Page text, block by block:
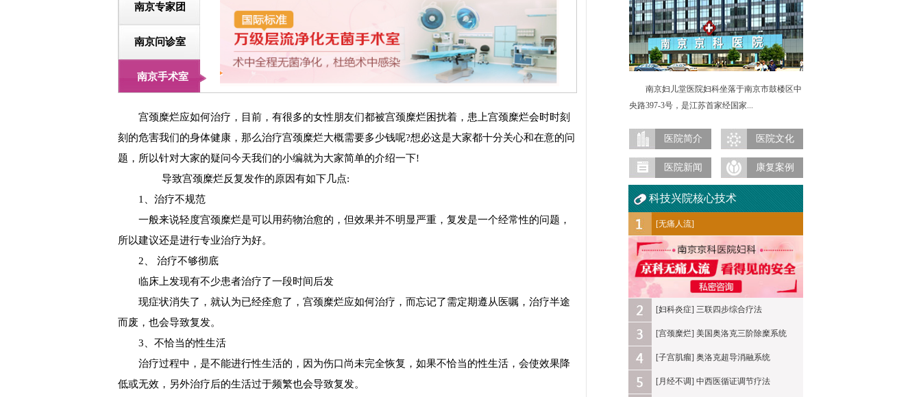
南京专家团
南京问诊室
南京手术室
宫颈糜烂应如何治疗，目前，有很多的女性朋友们都被宫颈糜烂困扰着，患上宫颈糜烂会时时刻
刻的危害我们的身体健康，那么治疗宫颈糜烂大概需要多少钱呢?想必这是大家都十分关心和在意的问
题，所以针对大家的疑问今天我们的小编就为大家简单的介绍一下!
导致宫颈糜烂反复发作的原因有如下几点:
1、治疗不规范
一般来说轻度宫颈糜烂是可以用药物治愈的，但效果并不明显严重，复发是一个经常性的问题，
所以建议还是进行专业治疗为好。
2、 治疗不够彻底
临床上发现有不少患者治疗了一段时间后发
现症状消失了，就认为已经痊愈了，宫颈糜烂应如何治疗，而忘记了需定期遵从医嘱，治疗半途
而废，也会导致复发。
3、不恰当的性生活
治疗过程中，是不能进行性生活的，因为伤口尚未完全恢复，如果不恰当的性生活，会使效果降
低或无效，另外治疗后的生活过于频繁也会导致复发。
南京妇儿堂医院妇科坐落于南京市鼓楼区中
央路397-3号，是江苏首家经国家...
妇科是南京市医院重点妇科之一，南京市治疗妇
妇科医院。
医院简介 医院文化
医院新闻 康复案例
科技兴院核心技术
[无痛人流]
[妇科炎症] 三联四步综合疗法
[宫颈糜烂] 美国奥洛克三阶除糜系统
[子宫肌瘤] 奥洛克超导消融系统
[月经不调] 中西医循证调节疗法